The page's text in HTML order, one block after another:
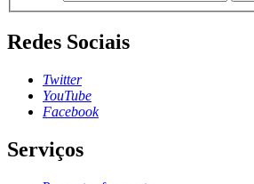
Redes Sociais
Twitter
YouTube
Facebook
Serviços